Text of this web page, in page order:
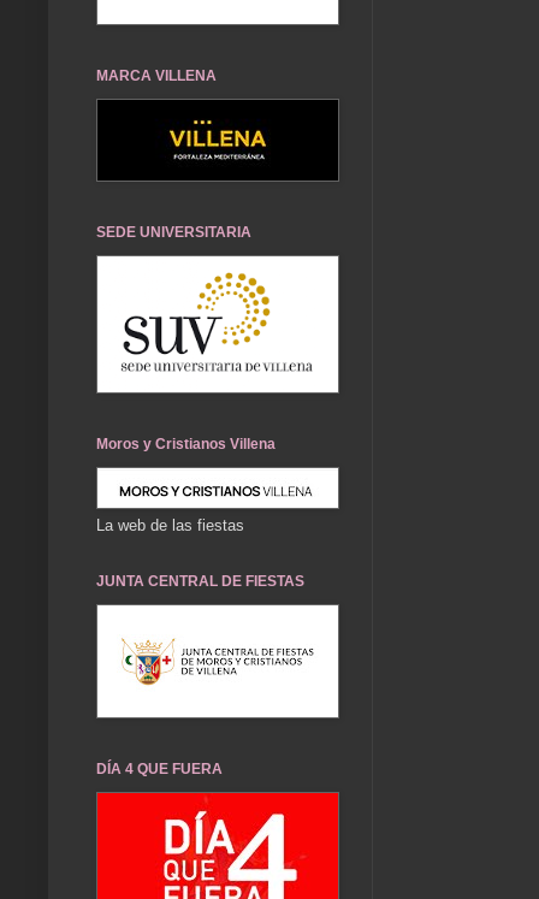
MARCA VILLENA
SEDE UNIVERSITARIA
Moros y Cristianos Villena
La web de las fiestas
JUNTA CENTRAL DE FIESTAS
DÍA 4 QUE FUERA